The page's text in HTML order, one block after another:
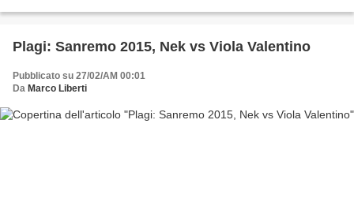
Plagi: Sanremo 2015, Nek vs Viola Valentino
Pubblicato su 27/02/AM 00:01
Da Marco Liberti